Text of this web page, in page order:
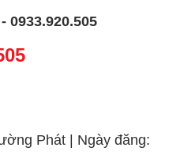
0933.920.505
Phát | Ngày đăng: